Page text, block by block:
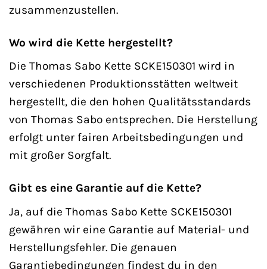
zusammenzustellen.
Wo wird die Kette hergestellt?
Die Thomas Sabo Kette SCKE150301 wird in
verschiedenen Produktionsstätten weltweit
hergestellt, die den hohen Qualitätsstandards
von Thomas Sabo entsprechen. Die Herstellung
erfolgt unter fairen Arbeitsbedingungen und
mit großer Sorgfalt.
Gibt es eine Garantie auf die Kette?
Ja, auf die Thomas Sabo Kette SCKE150301
gewähren wir eine Garantie auf Material- und
Herstellungsfehler. Die genauen
Garantiebedingungen findest du in den